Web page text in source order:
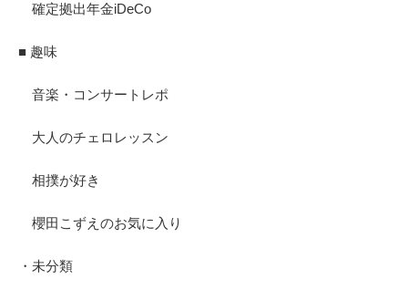
確定拠出年金iDeCo
■ 趣味
音楽・コンサートレポ
大人のチェロレッスン
相撲が好き
櫻田こずえのお気に入り
・未分類